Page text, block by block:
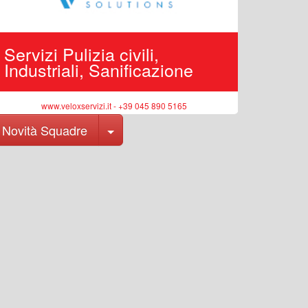
Servizi Pulizia civili,
Industriali, Sanificazione
www.veloxservizi.it - +39 045 890 5165
Novità Squadre Toggle Dropdown